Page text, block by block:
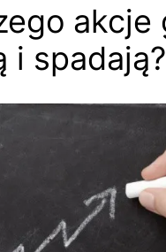
akcje
i spadają?